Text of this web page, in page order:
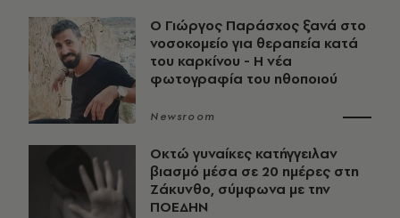
O Γιώργος Παράσχος ξανά στο
νοσοκομείο για θεραπεία κατά
του καρκίνου - Η νέα
φωτογραφία του ηθοποιού
Newsroom
Οκτώ γυναίκες κατήγγειλαν
βιασμό μέσα σε 20 ημέρες στη
Ζάκυνθο, σύμφωνα με την
ΠΟΕΔΗΝ